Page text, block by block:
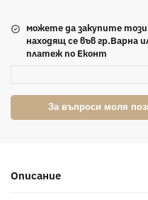
можете да закупите
находящ се във гр.Варна
платеж по Еконт
За въпроси моля
Описание